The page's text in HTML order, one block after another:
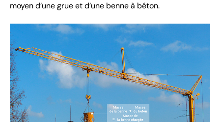
moyen d’une grue et d’une benne à béton.